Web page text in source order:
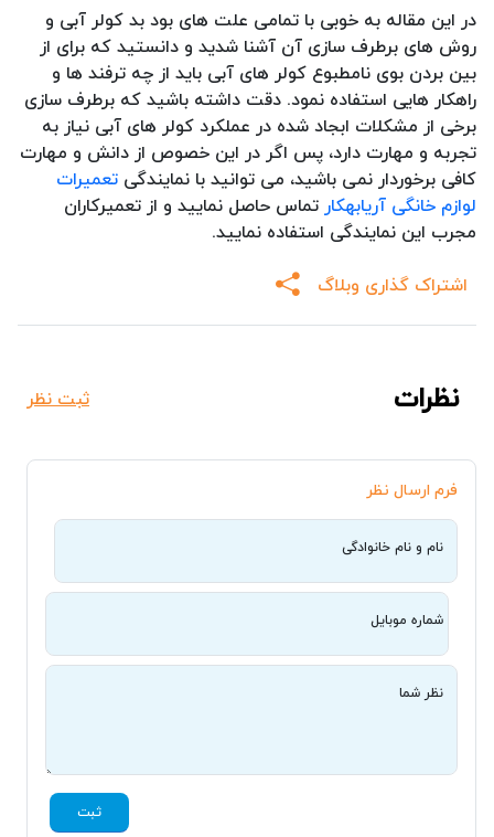
در این مقاله به خوبی با تمامی علت های بود بد کولر آبی و
روش های برطرف سازی آن آشنا شدید و دانستید که برای از
بین بردن بوی نامطبوع کولر های آبی باید از چه ترفند ها و
راهکار هایی استفاده نمود. دقت داشته باشید که برطرف سازی
برخی از مشکلات ابجاد شده در عملکرد کولر های آبی نیاز به
تجربه و مهارت دارد، پس اگر در این خصوص از دانش و مهارت
کافی برخوردار نمی باشید، می توانید با نمایندگی تعمیرات
لوازم خانگی آریابهکارتماس حاصل نمایید و از تعمیرکاران
مجرب این نمایندگی استفاده نمایید.
اشتراک گذاری وبلاگ
نظرات ثبت نظر
فرم ارسال نظر
نام و نام خانوادگی
شماره موبایل
نظر شما
ثبت